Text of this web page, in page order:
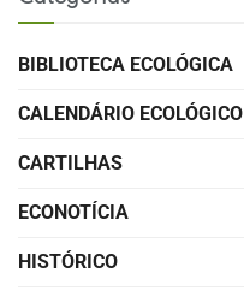
BIBLIOTECA ECOLÓGICA
CALENDÁRIO ECOLÓGICO
CARTILHAS
ECONOTÍCIA
HISTÓRICO